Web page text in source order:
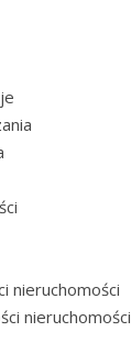
nieruchomości
nieruchomości